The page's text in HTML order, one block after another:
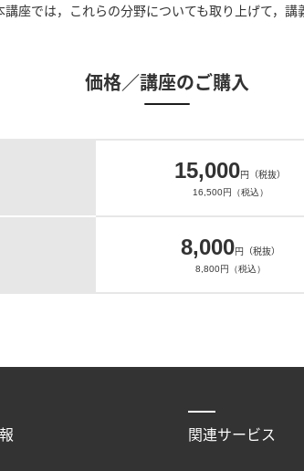
座では，これらの分野についても取り上げて，講
価格／講座のご購入
15,000円（税抜）
16,500円（税込）
8,000円（税抜）
8,800円（税込）
関連サービス